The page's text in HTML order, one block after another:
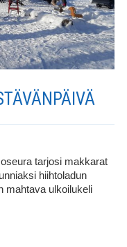
tarjosi makkarat
hiihtoladun
mahtava ulkoilukeli